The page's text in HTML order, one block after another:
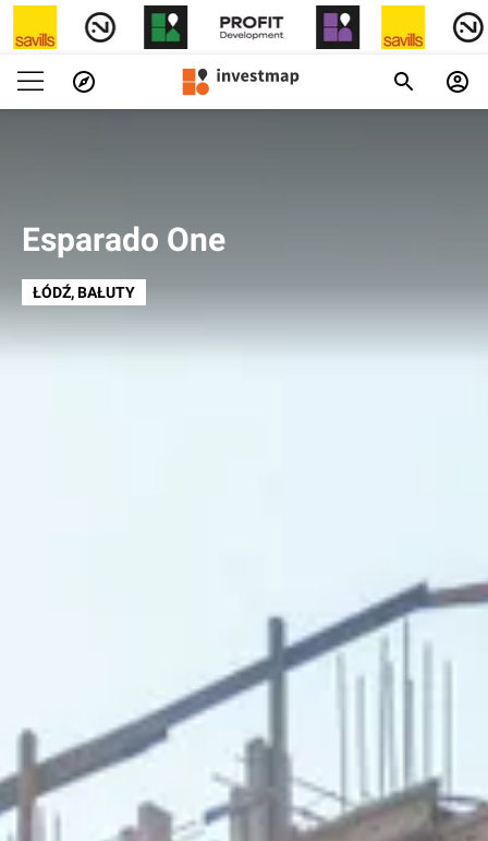
Esparado One
ŁÓDŹ, BAŁUTY